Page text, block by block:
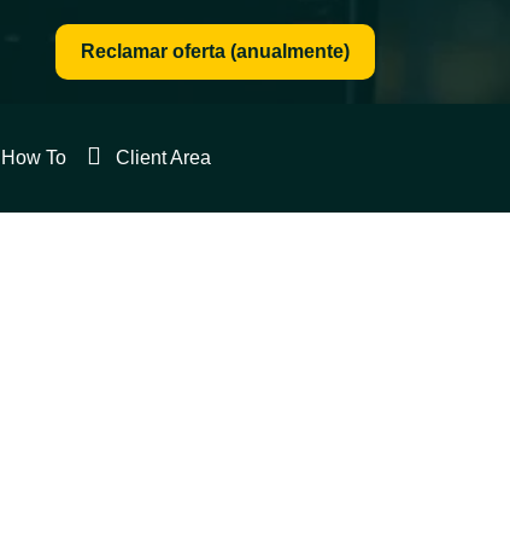
Reclamar oferta (anualmente)
How To Client Area